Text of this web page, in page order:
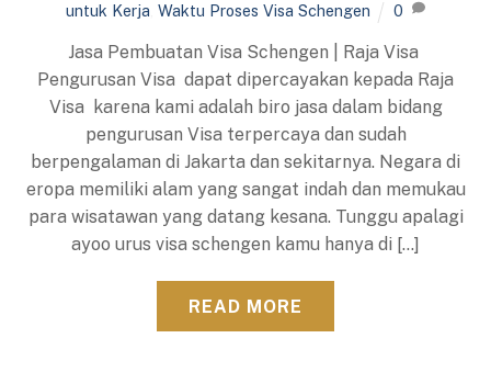
untuk Kerja ,Waktu Proses Visa Schengen 0
Jasa Pembuatan Visa Schengen | Raja Visa
Pengurusan Visa dapat dipercayakan kepada Raja
Visa karena kami adalah biro jasa dalam bidang
pengurusan Visa terpercaya dan sudah
berpengalaman di Jakarta dan sekitarnya. Negara di
eropa memiliki alam yang sangat indah dan memukau
para wisatawan yang datang kesana. Tunggu apalagi
ayoo urus visa schengen kamu hanya di […]
READ MORE